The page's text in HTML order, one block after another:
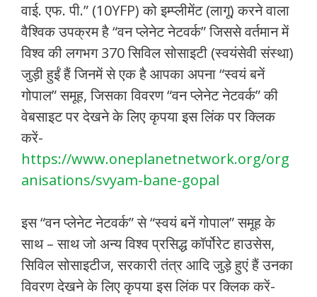
वाई. एफ. पी.” (10YFP) को इम्प्लीमेंट (लागू) करने वाला
वैश्विक उपक्रम है “वन प्लेनेट नेटवर्क” जिससे वर्तमान में
विश्व की लगभग 370 सिविल सोसाइटी (स्वयंसेवी संस्था)
जुड़ी हुईं हैं जिनमें से एक है आपका अपना “स्वयं बनें
गोपाल” समूह, जिसका विवरण “वन प्लेनेट नेटवर्क” की
वेबसाइट पर देखने के लिए कृपया इस लिंक पर क्लिक
करें-
https://www.oneplanetnetwork.org/org
anisations/svyam-bane-gopal
इस “वन प्लेनेट नेटवर्क” से “स्वयं बनें गोपाल” समूह के
साथ – साथ जो अन्य विश्व प्रसिद्ध कॉर्पोरेट हाउसेस,
सिविल सोसाइटीज, सरकारी तंत्र आदि जुड़े हुएं हैं उनका
विवरण देखने के लिए कृपया इस लिंक पर क्लिक करें-